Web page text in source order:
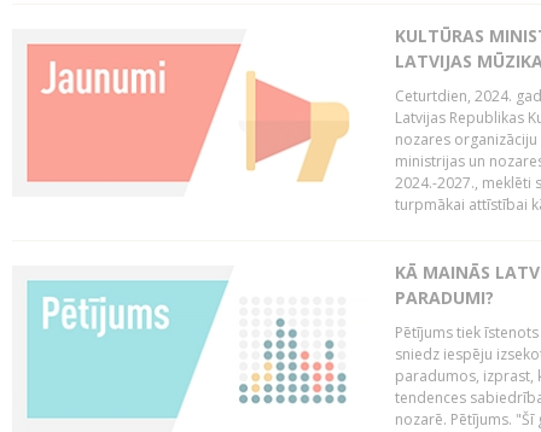
KULTŪRAS
LATVIJAS
Ceturtdien, 2024.
Latvijas Republikas
nozares
ministrijas un
2024.-2027., meklēti
turpmākai attīstībai
KĀ MAINĀS
PARADUMI?
Pētījums tiek
sniedz iespēju
paradumos, izprast,
tendences
nozarē. Pētījums.